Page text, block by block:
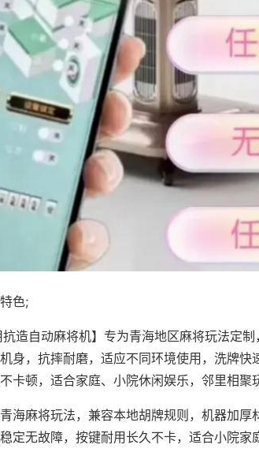
色;
抗造自动麻将机】专为青海地区麻将玩法定
身，抗摔耐磨，适应不同环境使用，洗牌快
卡顿，适合家庭、小院休闲娱乐，邻里相聚
海麻将玩法，兼容本地胡牌规则，机器加厚
定无故障，按键耐用长久不卡，适合小院家